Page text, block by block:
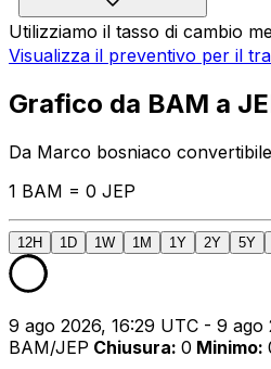
Utilizziamo il tasso di cambio
Visualizza il preventivo per il
Grafico da BAM a
Da Marco bosniaco
1 BAM = 0 JEP
12H 1D 1W 1M 1Y 2Y 5Y
9 ago 2026, 16:29 UTC - 9 ago
BAM/JEP Chiusura: 0 Minimo: